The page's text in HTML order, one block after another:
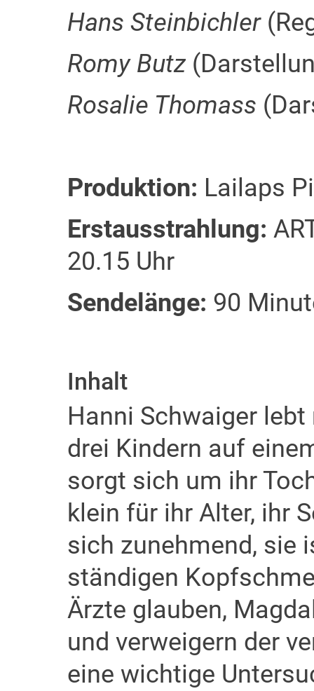
Hans Steinbichler
Romy Butz
Rosalie Thomass
Produktion: Lailaps
Erstausstrahlung:
20.15 Uhr
Sendelänge: 90
Inhalt
Hanni Schwaiger
drei Kindern auf
sorgt sich um ihr
klein für ihr Alter, ihr
sich zunehmend, sie
ständigen
Ärzte glauben,
und verweigern der
eine wichtige